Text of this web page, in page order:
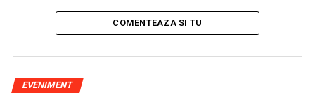
prezenţa Patriarhului Ecumenic Bartolomeu I al
Constantinopolului.
COMENTEAZA SI TU
EVENIMENT